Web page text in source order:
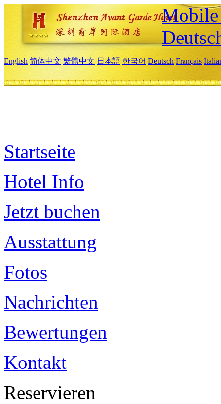
Mobile
English 简体中文 繁體中文 日本語 한국어 Deutsch Français
Startseite
Hotel Info
Jetzt buchen
Ausstattung
Fotos
Nachrichten
Bewertungen
Kontakt
Reservieren